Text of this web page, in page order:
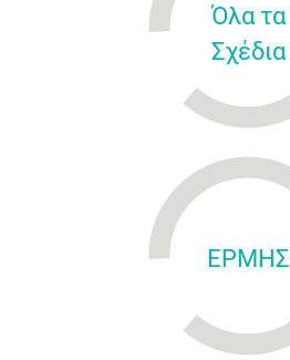
Όλα τα
Σχέδια
ΕΡΜΗΣ